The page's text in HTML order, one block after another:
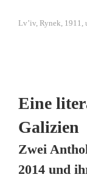
Lv’iv, Rynek, 1911,
Eine
Galizien
Zwei
2014 und